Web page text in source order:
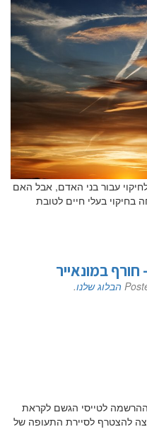
עבור בני האדם, אבל האם
בעלי חיים לטובת
חורף במונאייר
הבלוג שלנו.
לטייסי הגשם לקראת
להצטרף לסיירת התעופה של
לפה,
על כל שאלה
שלכם בעולם התעופה.